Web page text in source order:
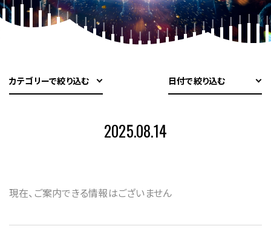
カテゴリーで絞り込む 日付で絞り込む
2025.08.14
現在、ご案内できる情報はございません